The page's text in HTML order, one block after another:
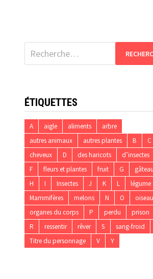
Rechercher :
ÉTIQUETTES
A aigle aliments
arbre
autres animaux
autres plantes B
C
cheveux
D des haricots d’insectes
F
fleurs et plantes fruit G
H
I Insectes J K L légume
Mammifères
melons N O
organes du corps
P perdu prison
R
ressentir rêver S sang-froid
Titre du personnage
V Y